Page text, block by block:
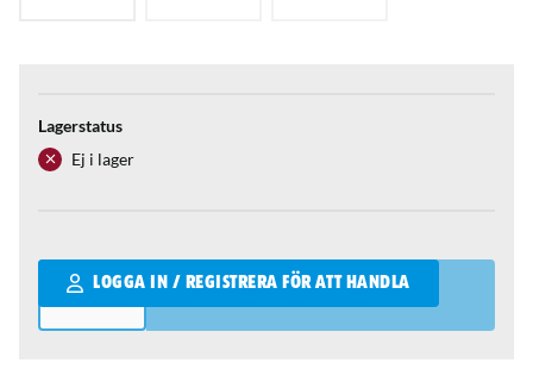
Lagerstatus
Ej i lager
LOGGA IN / REGISTRERA FÖR ATT HANDLA
Qantity